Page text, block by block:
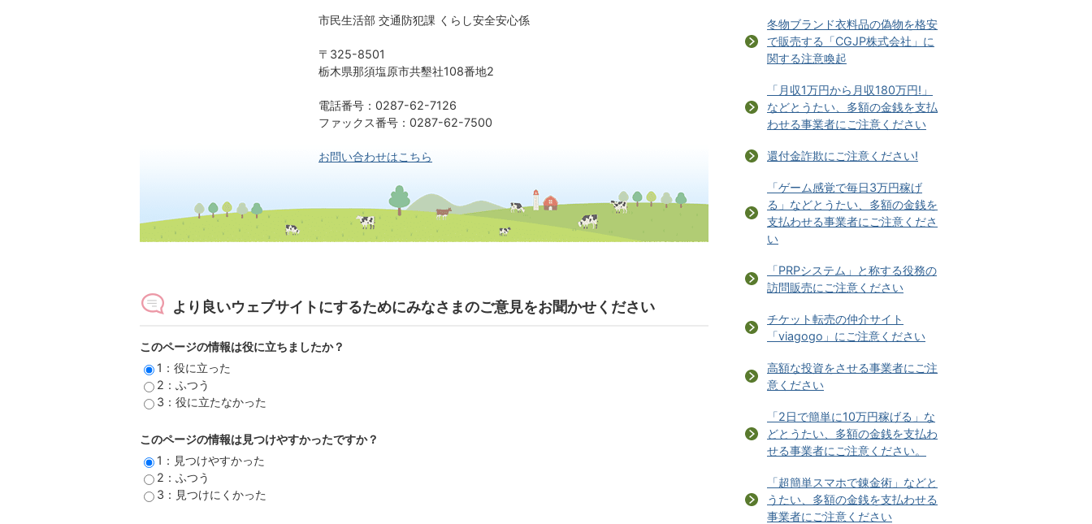
市民生活部 交通防犯課 くらし安全安心係
〒325-8501
栃木県那須塩原市共墾社108番地2
電話番号：0287-62-7126
ファックス番号：0287-62-7500​​​​​​​
お問い合わせはこちら
より良いウェブサイトにするためにみなさまのご意見をお聞かせください
このページの情報は役に立ちましたか？
1：役に立った
2：ふつう
3：役に立たなかった
このページの情報は見つけやすかったですか？
1：見つけやすかった
2：ふつう
3：見つけにくかった
冬物ブランド衣料品の偽物を格安
で販売する「CGJP株式会社」に
関する注意喚起
「月収1万円から月収180万円!」
などとうたい、多額の金銭を支払
わせる事業者にご注意ください
還付金詐欺にご注意ください!
「ゲーム感覚で毎日3万円稼げ
る」などとうたい、多額の金銭を
支払わせる事業者にご注意くださ
い
「PRPシステム」と称する役務の
訪問販売にご注意ください
チケット転売の仲介サイト
「viagogo」にご注意ください
高額な投資をさせる事業者にご注
意ください
「2日で簡単に10万円稼げる」な
どとうたい、多額の金銭を支払わ
せる事業者にご注意ください。
「超簡単スマホで錬金術」などと
うたい、多額の金銭を支払わせる
事業者にご注意ください